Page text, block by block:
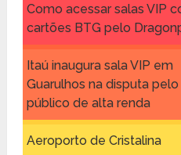
Como acessar salas VIP
cartões BTG pelo
Itaú inaugura sala VIP em
Guarulhos na disputa pelo
público de alta renda
Aeroporto de Cristalina